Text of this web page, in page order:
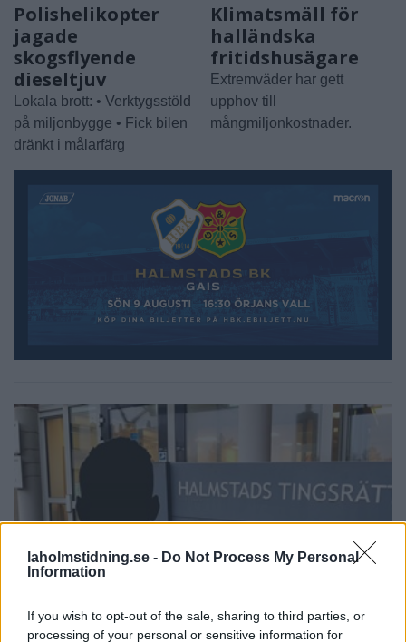
laholmstidning.se - Do Not Process My Personal
Information
If you wish to opt-out of the sale, sharing to third parties, or
processing of your personal or sensitive information for
Polishelikopter
jagade
skogsflyende
dieseltjuv
Lokala brott: • Verktygsstöld
på miljonbygge • Fick bilen
dränkt i målarfärg
Klimatsmäll för
halländska
fritidshusägare
Extremväder har gett
upphov till
mångmiljonkostnader.